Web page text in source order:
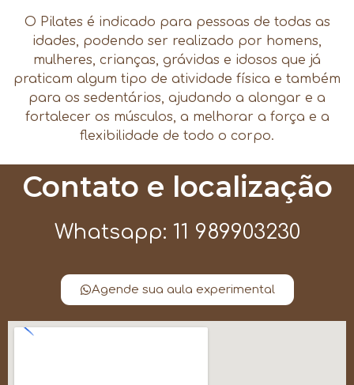
O Pilates é indicado para pessoas de todas as
idades, podendo ser realizado por homens,
mulheres, crianças, grávidas e idosos que já
praticam algum tipo de atividade física e também
para os sedentários, ajudando a alongar e a
fortalecer os músculos, a melhorar a força e a
flexibilidade de todo o corpo.
Contato e localização
Whatsapp: 11 989903230
Agende sua aula experimental